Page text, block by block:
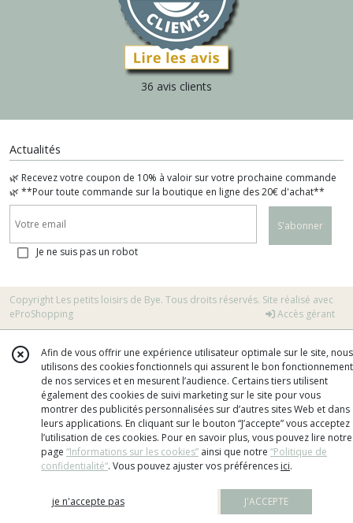
36 avis clients
Actualités
🌿 Recevez votre coupon de 10% à valoir sur votre prochaine commande
🌿 **Pour toute commande sur la boutique en ligne des 20€ d'achat**
S'abonner
Je ne suis pas un robot
Copyright Les petits loisirs de Bye. Tous droits réservés. Site réalisé avec
eProShopping
Accès gérant
Afin de vous offrir une expérience utilisateur optimale sur le site, nous
utilisons des cookies fonctionnels qui assurent le bon fonctionnement
de nos services et en mesurent l’audience. Certains tiers utilisent
également des cookies de suivi marketing sur le site pour vous
montrer des publicités personnalisées sur d’autres sites Web et dans
leurs applications. En cliquant sur le bouton “J’accepte” vous acceptez
l’utilisation de ces cookies. Pour en savoir plus, vous pouvez lire notre
page “Informations sur les cookies” ainsi que notre “Politique de
confidentialité“. Vous pouvez ajuster vos préférences ici.
je n'accepte pas J'ACCEPTE